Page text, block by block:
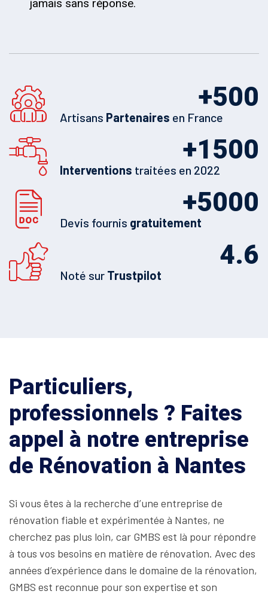
jamais sans réponse.
500
+
Artisans Partenaires en France
1500
+
Interventions traitées en 2022
5000
+
Devis fournis gratuitement
4.6
Noté sur Trustpilot
Particuliers,
professionnels ? Faites
appel à notre entreprise
de Rénovation à Nantes
Si vous êtes à la recherche d’une entreprise de
rénovation fiable et expérimentée à Nantes, ne
cherchez pas plus loin, car GMBS est là pour répondre
à tous vos besoins en matière de rénovation. Avec des
années d’expérience dans le domaine de la rénovation,
GMBS est reconnue pour son expertise et son